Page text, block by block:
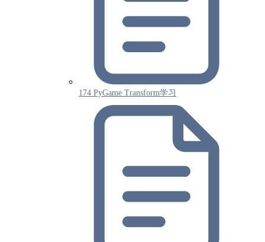
174 PyGame Transform学习